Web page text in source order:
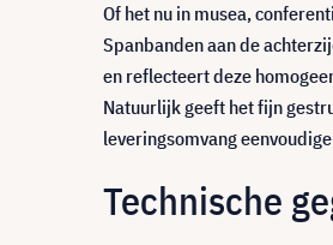
Of het nu in musea,
Spanbanden aan de
en reflecteert deze
Natuurlijk geeft het fijn
leveringsomvang
Technische